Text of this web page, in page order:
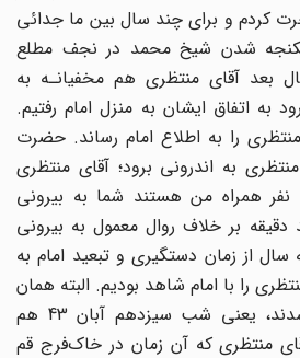
کردم و برای چند سال بین ما جدائی
شدن شیخ محمد در نجف مطلع
آقای منتظری هم مخفیانـه به
اتفاق ایشان به منزل امام رفتیم.
را به اطلاع امام رساند. حضرت
به اندرونی برود؛ آقای منتظری
همراه من هستند شما به بیرونی
بر خلاف روال معمول به بیرونی
از زمان دستگیری و تبعید امام به
را با امام شاهد بودیم. البته همان
شبی که امام دستگیر شدند، یعنی شب سیزدهم آبان 43 هم
منتظری که آن زمان در خاک‌فرج قم